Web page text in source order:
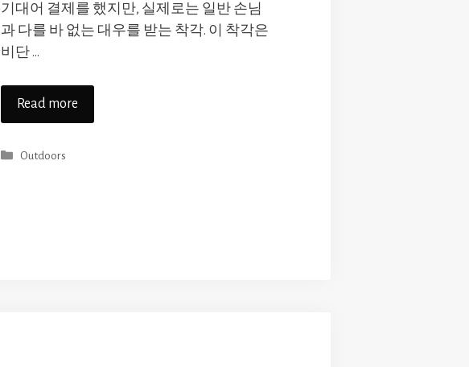
기대어 결제를 했지만, 실제로는 일반 손님
과 다를 바 없는 대우를 받는 착각. 이 착각은
비단 …
Read more
Categories
Outdoors